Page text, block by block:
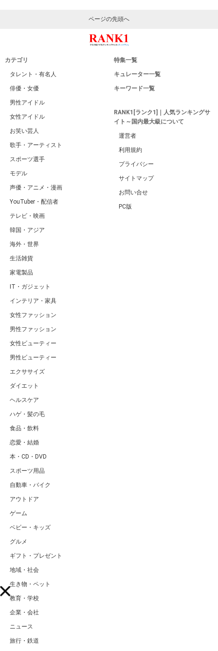
ページの先頭へ
カテゴリ
タレント・有名人
俳優・女優
男性アイドル
女性アイドル
お笑い芸人
歌手・アーティスト
スポーツ選手
モデル
声優・アニメ・漫画
YouTuber・配信者
テレビ・映画
韓国・アジア
海外・世界
生活雑貨
家電製品
IT・ガジェット
インテリア・家具
女性ファッション
男性ファッション
女性ビューティー
男性ビューティー
エクササイズ
ダイエット
ヘルスケア
ハゲ・髪の毛
食品・飲料
恋愛・結婚
本・CD・DVD
スポーツ用品
自動車・バイク
アウトドア
ゲーム
ベビー・キッズ
グルメ
ギフト・プレゼント
地域・社会
生き物・ペット
教育・学校
企業・会社
ニュース
旅行・鉄道
特集一覧
キュレーター一覧
キーワード一覧
RANK1[ランク1]｜人気ランキングサ
イト～国内最大級について
運営者
利用規約
プライバシー
サイトマップ
お問い合せ
PC版